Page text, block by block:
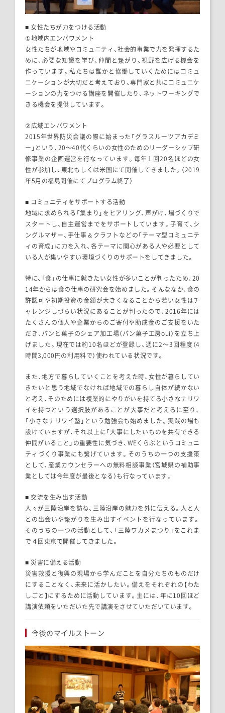
■ 女性たちが力をつける活動
①地域内エンパワメント
女性たちが地域やコミュニティ、社会的事業で力を発揮するた
めに、必要な知識を学び、仲間と繋がり、視野を広げる機会を
作っています。私たちは誰かと協働していくためにはコミュ
ニケーションが大切だと考えており、専門家と共にコミュニケ
ーションの力をつける講座を開催したり、ネットワーキングで
きる機会を提供しています。
②広域エンパワメント
2015年世界防災会議の際に始まった「グラスルーツアカデミ
ー」という、20〜40代くらいの女性のためのリーダーシップ研
修事業の企画運営を行なっています。毎年１回20名ほどの女
性が参加し、東北もしくは米国にて開催してきました。（2019
年5月の福島開催にてプログラム終了）
■ コミュニティをサポートする活動
地域に求められる「集まり」をヒアリング、声がけ、場づくりで
スタートし、自主運営までをサポートしています。子育て、シ
ングルマザー、手仕事＆クラフトなどの「テーマ型コミュニテ
ィの育成」に力を入れ、各テーマに関心がある人や必要として
いる人が集いやすい環境づくりのサポートをしてきました。
特に、「食」の仕事に就きたい女性が多いことが判ったため、20
14年からは食の仕事の研究会を始めました。そんななか、食の
許認可や初期投資の金額が大きくなることから若い女性はチ
ャレンジしづらい状況にあることが判ったので、2016年には
たくさんの個人や企業からのご寄付や助成金のご支援をいた
だき、パンと菓子のシェア加工場（パン菓子工房oui）を立ち上
げました。現在では約10名ほどが登録し、週に2〜3回程度（4
時間3,000円の利用料で）使われている状況です。
また、地方で暮らしていくことを考えた時、女性が暮らしてい
きたいと思う地域でなければ地域での暮らし自体が続かない
と考え、そのためには複業的にやりがいを持てる小さなナリワ
イを持つという選択肢があることが大事だと考えるに至り、
「小さなナリワイ塾」という勉強会も始めました。実践の場も
設けていますが、それ以上に「大事にしたいものを共有できる
仲間がいること」の重要性に気づき、WEくらぶというコミュニ
ティづくり事業にも繋げています。そのうちの一つの支援策
として、産業カウンセラーへの無料相談事業（宮城県の補助事
業としては今年度が最後となる）も行なっています。
■ 交流を生み出す活動
人々が三陸沿岸を訪ね、三陸沿岸の魅力を外に伝える。人と人
との出会いや繋がりを生み出すイベントを行なっています。
そのうちの一つの活動として、「三陸ワカメまつり」をこれま
で４回東京で開催してきました。
■ 災害に備える活動
災害救援と復興の現場から学んだことを自分たちのものだけ
にすることなく、未来に活かしたい。備えをそれぞれの【わた
しごと】にするために活動しています。主には、年に10回ほど
講演依頼をいただいた先で講演をさせていただいています。
今後のマイルストーン